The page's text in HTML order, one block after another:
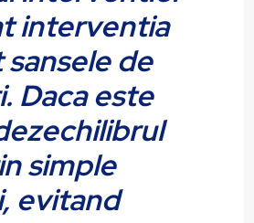
interventia
de
Daca este
simple
evitand